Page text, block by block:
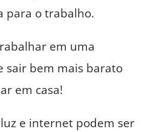
para o trabalho.
em uma
sair bem mais barato
em casa!
e internet podem ser